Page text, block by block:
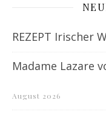
REZEPT Irischer
Madame Lazare
August 2026